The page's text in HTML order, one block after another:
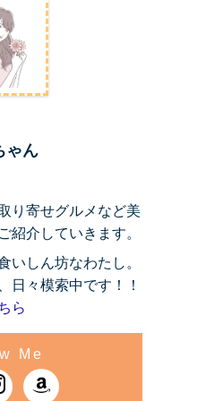
ゃん
り寄せグルメなど美
紹介していきます。
いしん坊なわたし。
日々模索中です！！
ら